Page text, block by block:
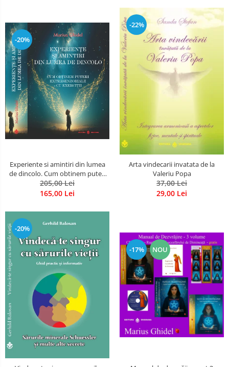
-20%
Experiente si amintiri din lumea
de dincolo. Cum obtinem puteri
extrasenzoriale - cu exercitii
205,00 Lei
165,00 Lei
-22%
Arta vindecarii invatata de la
Valeriu Popa
37,00 Lei
29,00 Lei
-20%
-17% NOU